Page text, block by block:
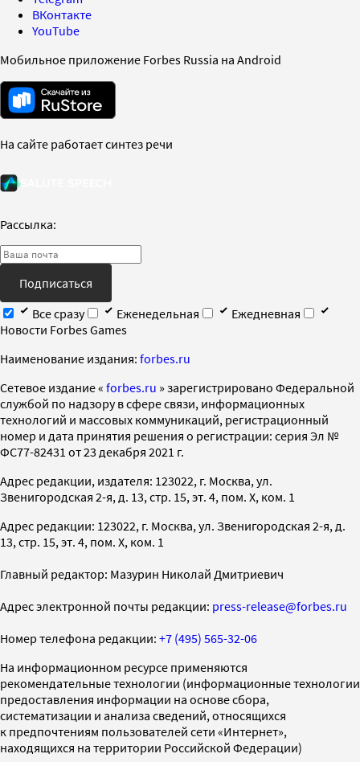
ВКонтакте
YouTube
Мобильное приложение Forbes Russia на Android
На сайте работает синтез речи
Рассылка:
Подписаться
Все сразу
Еженедельная
Ежедневная
Новости Forbes Games
Наименование издания: forbes.ru
Cетевое издание « forbes.ru » зарегистрировано Федеральной
службой по надзору в сфере связи, информационных
технологий и массовых коммуникаций, регистрационный
номер и дата принятия решения о регистрации: серия Эл №
ФС77-82431 от 23 декабря 2021 г.
Адрес редакции, издателя: 123022, г. Москва, ул.
Звенигородская 2-я, д. 13, стр. 15, эт. 4, пом. X, ком. 1
Адрес редакции: 123022, г. Москва, ул. Звенигородская 2-я, д.
13, стр. 15, эт. 4, пом. X, ком. 1
Главный редактор: Мазурин Николай Дмитриевич
Адрес электронной почты редакции: press-release@forbes.ru
Номер телефона редакции: +7 (495) 565-32-06
На информационном ресурсе применяются
рекомендательные технологии (информационные технологии
предоставления информации на основе сбора,
систематизации и анализа сведений, относящихся
к предпочтениям пользователей сети «Интернет»,
находящихся на территории Российской Федерации)